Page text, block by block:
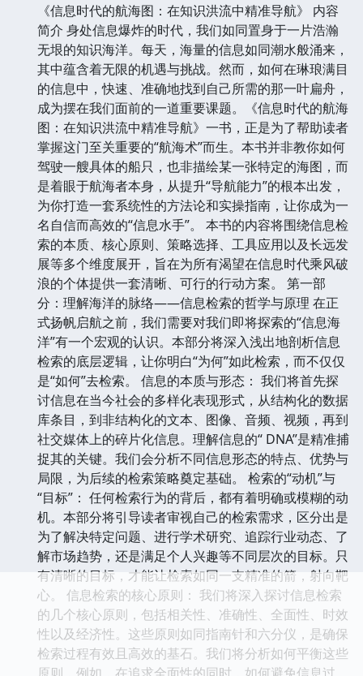
《信息时代的航海图：在知识洪流中精准导航》 内容
简介 身处信息爆炸的时代，我们如同置身于一片浩瀚
无垠的知识海洋。每天，海量的信息如同潮水般涌来，
其中蕴含着无限的机遇与挑战。然而，如何在琳琅满目
的信息中，快速、准确地找到自己所需的那一叶扁舟，
成为摆在我们面前的一道重要课题。《信息时代的航海
图：在知识洪流中精准导航》一书，正是为了帮助读者
掌握这门至关重要的“航海术”而生。本书并非教你如何
驾驶一艘具体的船只，也非描绘某一张特定的海图，而
是着眼于航海者本身，从提升“导航能力”的根本出发，
为你打造一套系统性的方法论和实操指南，让你成为一
名自信而高效的“信息水手”。 本书的内容将围绕信息检
索的本质、核心原则、策略选择、工具应用以及长远发
展等多个维度展开，旨在为所有渴望在信息时代乘风破
浪的个体提供一套清晰、可行的行动方案。 第一部
分：理解海洋的脉络——信息检索的哲学与原理 在正
式扬帆启航之前，我们需要对我们即将探索的“信息海
洋”有一个宏观的认识。本部分将深入浅出地剖析信息
检索的底层逻辑，让你明白“为何”如此检索，而不仅仅
是“如何”去检索。 信息的本质与形态： 我们将首先探
讨信息在当今社会的多样化表现形式，从结构化的数据
库条目，到非结构化的文本、图像、音频、视频，再到
社交媒体上的碎片化信息。理解信息的“ DNA”是精准捕
捉其的关键。我们会分析不同信息形态的特点、优势与
局限，为后续的检索策略奠定基础。 检索的“动机”与
“目标”： 任何检索行为的背后，都有着明确或模糊的动
机。本部分将引导读者审视自己的检索需求，区分出是
为了解决特定问题、进行学术研究、追踪行业动态、了
解市场趋势，还是满足个人兴趣等不同层次的目标。只
有清晰的目标，才能让检索如同一支精准的箭，射向靶
心。 信息检索的核心原则： 我们将深入探讨信息检索
的几个核心原则，包括相关性、准确性、全面性、时效
性以及经济性。这些原则如同指南针和六分仪，是确保
检索过程有效且高效的基石。我们将分析如何平衡这些